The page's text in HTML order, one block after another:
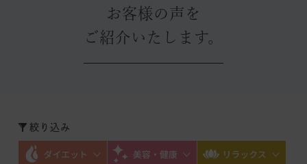
お客様の声を
ご紹介いたします。
絞り込み